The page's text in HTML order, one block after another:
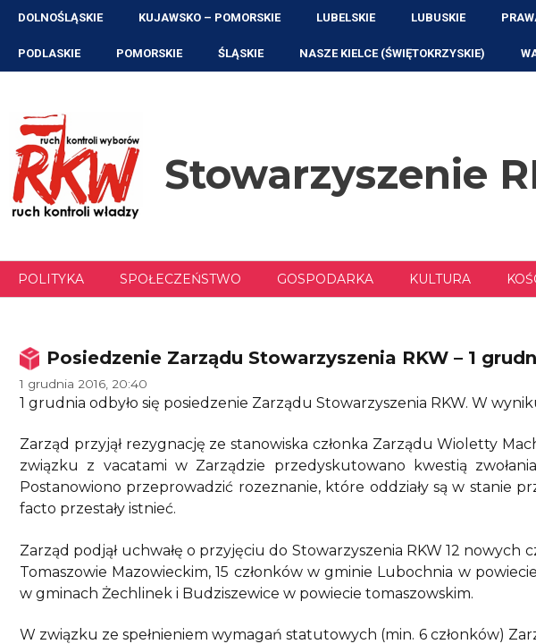
Przejdź
treści
DOLNOŚLĄSKIE KUJAWSKO – POMORSKIE LUBELSKIE LUBUSKIE
PODLASKIE POMORSKIE ŚLĄSKIE NASZE KIELCE (ŚWIĘTOKRZYSKIE)
Stowarzyszenie
POLITYKA SPOŁECZEŃSTWO GOSPODARKA KULTURA
Posiedzenie Zarządu Stowarzyszenia RKW – 1
1 grudnia 2016, 20:40
1 grudnia odbyło się posiedzenie Zarządu Stowarzyszenia RKW. W
Zarząd przyjął rezygnację ze stanowiska członka Zarządu Wioletty
związku z vacatami w Zarządzie przedyskutowano kwestią
Postanowiono przeprowadzić rozeznanie, które oddziały są w stanie
facto przestały istnieć.
Zarząd podjął uchwałę o przyjęciu do Stowarzyszenia RKW 12 nowych
Tomaszowie Mazowieckim, 15 członków w gminie Lubochnia w
w gminach Żechlinek i Budziszewice w powiecie tomaszowskim.
W związku ze spełnieniem wymagań statutowych (min. 6 członków)